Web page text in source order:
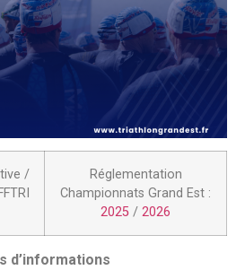
/
Réglementation
Championnats Grand Est :
2025 / 2026
d’informations